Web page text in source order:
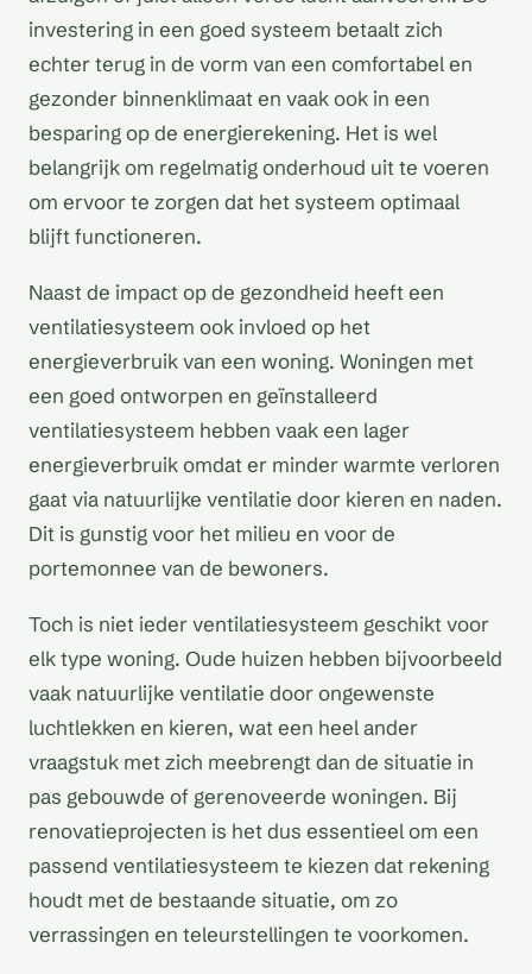
investering in een goed systeem betaalt zich
echter terug in de vorm van een comfortabel en
gezonder binnenklimaat en vaak ook in een
besparing op de energierekening. Het is wel
belangrijk om regelmatig onderhoud uit te voeren
om ervoor te zorgen dat het systeem optimaal
blijft functioneren.
Naast de impact op de gezondheid heeft een
ventilatiesysteem ook invloed op het
energieverbruik van een woning. Woningen met
een goed ontworpen en geïnstalleerd
ventilatiesysteem hebben vaak een lager
energieverbruik omdat er minder warmte verloren
gaat via natuurlijke ventilatie door kieren en naden.
Dit is gunstig voor het milieu en voor de
portemonnee van de bewoners.
Toch is niet ieder ventilatiesysteem geschikt voor
elk type woning. Oude huizen hebben bijvoorbeeld
vaak natuurlijke ventilatie door ongewenste
luchtlekken en kieren, wat een heel ander
vraagstuk met zich meebrengt dan de situatie in
pas gebouwde of gerenoveerde woningen. Bij
renovatieprojecten is het dus essentieel om een
passend ventilatiesysteem te kiezen dat rekening
houdt met de bestaande situatie, om zo
verrassingen en teleurstellingen te voorkomen.